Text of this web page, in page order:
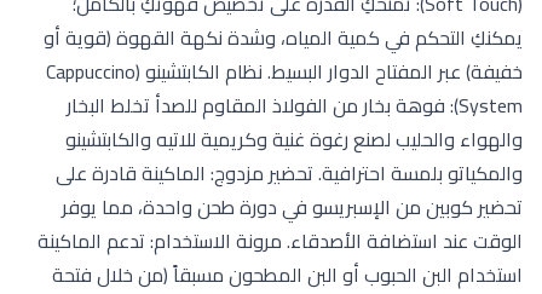
يمكنكِ التحكم في كمية المياه، وشدة نكهة القهوة (قوية أو
خفيفة) عبر المفتاح الدوار البسيط. نظام الكابتشينو (Cappuccino
System): فوهة بخار من الفولاذ المقاوم للصدأ تخلط البخار
والهواء والحليب لصنع رغوة غنية وكريمية للاتيه والكابتشينو
والمكياتو بلمسة احترافية. تحضير مزدوج: الماكينة قادرة على
تحضير كوبين من الإسبريسو في دورة طحن واحدة، مما يوفر
الوقت عند استضافة الأصدقاء. مرونة الاستخدام: تدعم الماكينة
استخدام البن الحبوب أو البن المطحون مسبقاً (من خلال فتحة